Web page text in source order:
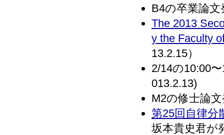
B4の卒業論
The 2013
y the Faculty
13.2.15）
2/14の10:00
013.2.13)
M2の修士論
第25回自律
坂本貴史君が